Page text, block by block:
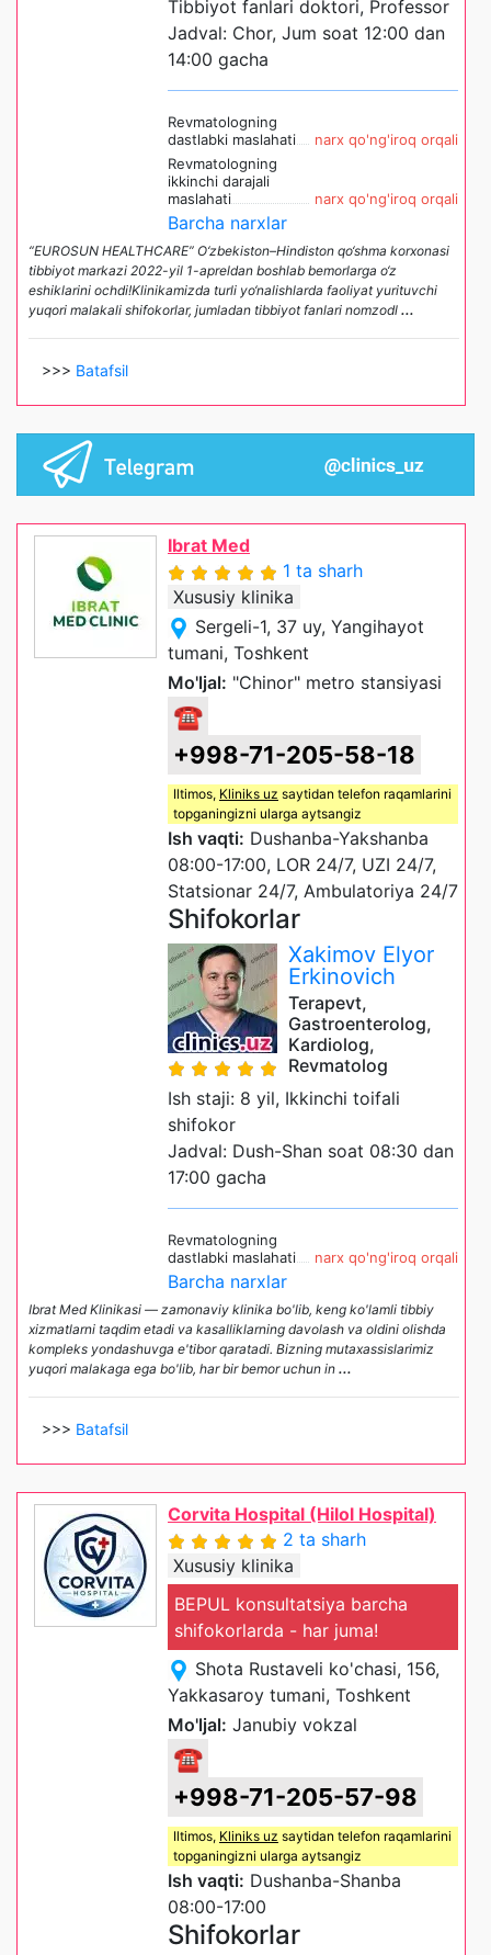
Tibbiyot fanlari doktori, Professor
Jadval: Chor, Jum soat 12:00 dan
14:00 gacha
Revmatologning
dastlabki maslahati
narx qo'ng'iroq orqali
Revmatologning
ikkinchi darajali
maslahati
narx qo'ng'iroq orqali
Barcha narxlar
“EUROSUN HEALTHCARE” O‘zbekiston–Hindiston qo‘shma korxonasi
tibbiyot markazi 2022-yil 1-apreldan boshlab bemorlarga o‘z
eshiklarini ochdi!Klinikamizda turli yo‘nalishlarda faoliyat yurituvchi
yuqori malakali shifokorlar, jumladan tibbiyot fanlari nomzodl ...
>>> Batafsil
Ibrat Med
1 ta sharh
Xususiy klinika
Sergeli-1, 37 uy, Yangihayot
tumani, Toshkent
Mo'ljal: "Chinor" metro stansiyasi
☎
+998-71-205-58-18
Iltimos, Kliniks uz saytidan telefon raqamlarini
topganingizni ularga aytsangiz
Ish vaqti: Dushanba-Yakshanba
08:00-17:00, LOR 24/7, UZI 24/7,
Statsionar 24/7, Ambulatoriya 24/7
Shifokorlar
Xakimov Elyor
Erkinovich
Terapevt,
Gastroenterolog,
Kardiolog,
Revmatolog
Ish staji: 8 yil, Ikkinchi toifali
shifokor
Jadval: Dush-Shan soat 08:30 dan
17:00 gacha
Revmatologning
dastlabki maslahati
narx qo'ng'iroq orqali
Barcha narxlar
Ibrat Med Klinikasi — zamonaviy klinika bo'lib, keng ko'lamli tibbiy
xizmatlarni taqdim etadi va kasalliklarning davolash va oldini olishda
kompleks yondashuvga e'tibor qaratadi. Bizning mutaxassislarimiz
yuqori malakaga ega bo'lib, har bir bemor uchun in ...
>>> Batafsil
Corvita Hospital (Hilol Hospital)
2 ta sharh
Xususiy klinika
BEPUL konsultatsiya barcha
shifokorlarda - har juma!
Shota Rustaveli ko'chasi, 156,
Yakkasaroy tumani, Toshkent
Mo'ljal: Janubiy vokzal
☎
+998-71-205-57-98
Iltimos, Kliniks uz saytidan telefon raqamlarini
topganingizni ularga aytsangiz
Ish vaqti: Dushanba-Shanba
08:00-17:00
Shifokorlar